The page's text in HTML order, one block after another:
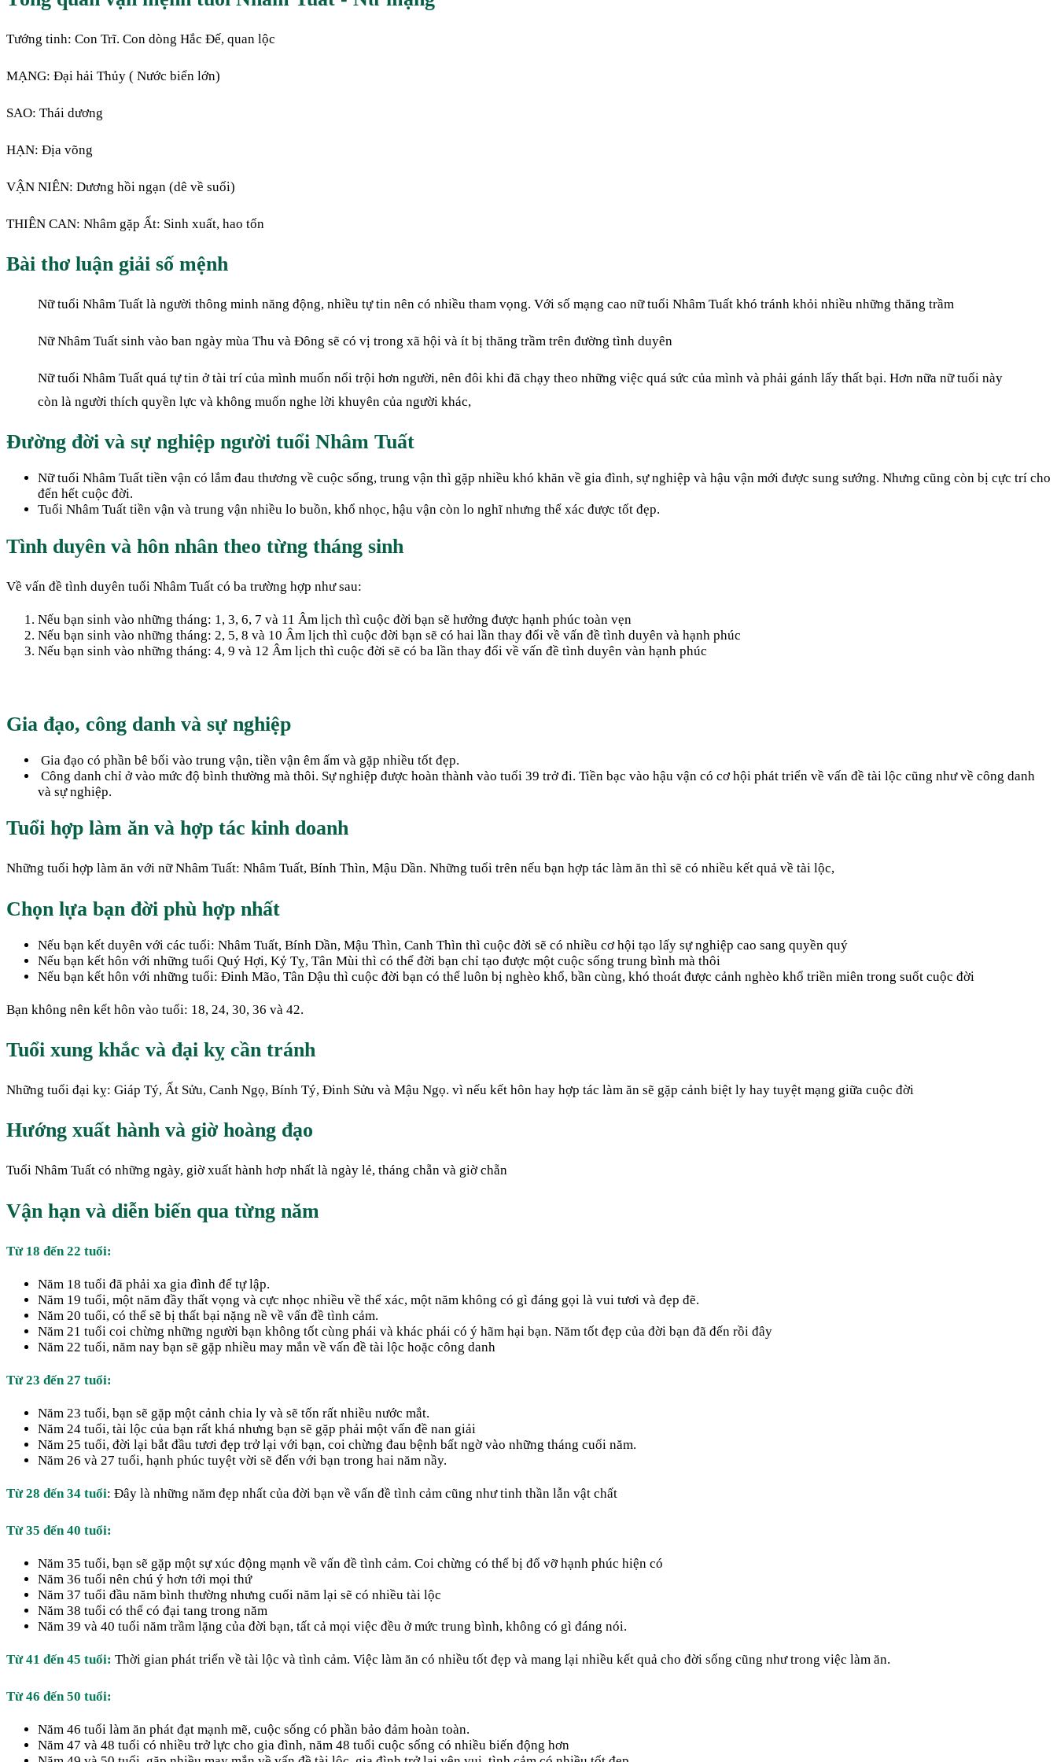
Tướng tinh: Con Trĩ. Con dòng Hắc Đế, quan lộc
MẠNG: Đại hải Thủy ( Nước biển lớn)
SAO: Thái dương
HẠN: Địa võng
VẬN NIÊN: Dương hồi ngạn (dê về suối)
THIÊN CAN: Nhâm gặp Ất: Sinh xuất, hao tốn
Bài thơ luận giải số mệnh
Nữ tuổi Nhâm Tuất là người thông minh năng động, nhiều tự tin nên có nhiều tham vọng. Với số mạng cao nữ tuổi Nhâm Tuất khó tránh khỏi nhiều những thăng trầm
Nữ Nhâm Tuất sinh vào ban ngày mùa Thu và Đông sẽ có vị trong xã hội và ít bị thăng trầm trên đường tình duyên
Nữ tuổi Nhâm Tuất quá tự tin ở tài trí của mình muốn nổi trội hơn người, nên đôi khi đã chạy theo những việc quá sức của mình và phải gánh lấy thất bại. Hơn nữa nữ tuổi này
còn là người thích quyền lực và không muốn nghe lời khuyên của người khác,
Đường đời và sự nghiệp người tuổi Nhâm Tuất
Nữ tuổi Nhâm Tuất tiền vận có lắm đau thương về cuộc sống, trung vận thì gặp nhiều khó khăn về gia đình, sự nghiệp và hậu vận mới được sung sướng. Nhưng cũng còn bị cực trí cho
đến hết cuộc đời.
Tuổi Nhâm Tuất tiền vận và trung vận nhiều lo buồn, khổ nhọc, hậu vận còn lo nghĩ nhưng thể xác được tốt đẹp.
Tình duyên và hôn nhân theo từng tháng sinh
Về vấn đề tình duyên tuổi Nhâm Tuất có ba trường hợp như sau:
Nếu bạn sinh vào những tháng: 1, 3, 6, 7 và 11 Âm lịch thì cuộc đời bạn sẽ hưởng được hạnh phúc toàn vẹn
Nếu bạn sinh vào những tháng: 2, 5, 8 và 10 Âm lịch thì cuộc đời bạn sẽ có hai lần thay đổi về vấn đề tình duyên và hạnh phúc
Nếu bạn sinh vào những tháng: 4, 9 và 12 Âm lịch thì cuộc đời sẽ có ba lần thay đổi về vấn đề tình duyên vàn hạnh phúc
Gia đạo, công danh và sự nghiệp
Gia đạo có phần bê bối vào trung vận, tiền vận êm ấm và gặp nhiều tốt đẹp.
Công danh chỉ ở vào mức độ bình thường mà thôi. Sự nghiệp được hoàn thành vào tuổi 39 trở đi. Tiền bạc vào hậu vận có cơ hội phát triển về vấn đề tài lộc cũng như về công danh
và sự nghiệp.
Tuổi hợp làm ăn và hợp tác kinh doanh
Những tuổi hợp làm ăn với nữ Nhâm Tuất: Nhâm Tuất, Bính Thìn, Mậu Dần. Những tuổi trên nếu bạn hợp tác làm ăn thì sẽ có nhiều kết quả về tài lộc,
Chọn lựa bạn đời phù hợp nhất
Nếu bạn kết duyên với các tuổi: Nhâm Tuất, Bính Dần, Mậu Thìn, Canh Thìn thì cuộc đời sẽ có nhiều cơ hội tạo lấy sự nghiệp cao sang quyền quý
Nếu bạn kết hôn với những tuổi Quý Hợi, Kỷ Tỵ, Tân Mùi thì có thể đời bạn chỉ tạo được một cuộc sống trung bình mà thôi
Nếu bạn kết hôn với những tuổi: Đinh Mão, Tân Dậu thì cuộc đời bạn có thể luôn bị nghèo khổ, bần cùng, khó thoát được cảnh nghèo khổ triền miên trong suốt cuộc đời
Bạn không nên kết hôn vào tuổi: 18, 24, 30, 36 và 42.
Tuổi xung khắc và đại kỵ cần tránh
Những tuổi đại kỵ: Giáp Tý, Ất Sửu, Canh Ngọ, Bính Tý, Đinh Sửu và Mậu Ngọ. vì nếu kết hôn hay hợp tác làm ăn sẽ gặp cảnh biệt ly hay tuyệt mạng giữa cuộc đời
Hướng xuất hành và giờ hoàng đạo
Tuổi Nhâm Tuất có những ngày, giờ xuất hành hơp nhất là ngày lẻ, tháng chẵn và giờ chẵn
Vận hạn và diễn biến qua từng năm
Từ 18 đến 22 tuổi:
Năm 18 tuổi đã phải xa gia đình để tự lập.
Năm 19 tuổi, một năm đầy thất vọng và cực nhọc nhiều về thể xác, một năm không có gì đáng gọi là vui tươi và đẹp đẽ.
Năm 20 tuổi, có thể sẽ bị thất bại nặng nề về vấn đề tình cảm.
Năm 21 tuổi coi chừng những người bạn không tốt cùng phái và khác phái có ý hãm hại bạn. Năm tốt đẹp của đời bạn đã đến rồi đây
Năm 22 tuổi, năm nay bạn sẽ gặp nhiều may mắn về vấn đề tài lộc hoặc công danh
Từ 23 đến 27 tuổi:
Năm 23 tuổi, bạn sẽ gặp một cảnh chia ly và sẽ tốn rất nhiều nước mắt.
Năm 24 tuổi, tài lộc của bạn rất khá nhưng bạn sẽ gặp phải một vấn đề nan giải
Năm 25 tuổi, đời lại bắt đầu tươi đẹp trở lại với bạn, coi chừng đau bệnh bất ngờ vào những tháng cuối năm.
Năm 26 và 27 tuổi, hạnh phúc tuyệt vời sẽ đến với bạn trong hai năm nầy.
Từ 28 đến 34 tuổi: Đây là những năm đẹp nhất của đời bạn về vấn đề tình cảm cũng như tinh thần lẫn vật chất
Từ 35 đến 40 tuổi:
Năm 35 tuổi, bạn sẽ gặp một sự xúc động mạnh về vấn đề tình cảm. Coi chừng có thể bị đổ vỡ hạnh phúc hiện có
Năm 36 tuổi nên chú ý hơn tới mọi thứ
Năm 37 tuổi đầu năm bình thường nhưng cuối năm lại sẽ có nhiều tài lộc
Năm 38 tuổi có thể có đại tang trong năm
Năm 39 và 40 tuổi năm trầm lặng của đời bạn, tất cả mọi việc đều ở mức trung bình, không có gì đáng nói.
Từ 41 đến 45 tuổi: Thời gian phát triển về tài lộc và tình cảm. Việc làm ăn có nhiều tốt đẹp và mang lại nhiều kết quả cho đời sống cũng như trong việc làm ăn.
Từ 46 đến 50 tuổi:
Năm 46 tuổi làm ăn phát đạt mạnh mẽ, cuộc sống có phần bảo đảm hoàn toàn.
Năm 47 và 48 tuổi có nhiều trở lực cho gia đình, năm 48 tuổi cuộc sống có nhiều biến động hơn